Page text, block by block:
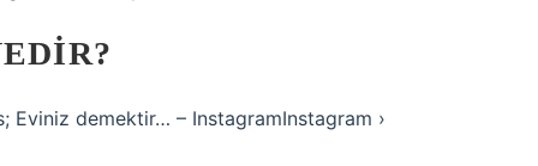
Eviniz demektir… – InstagramInstagram ›